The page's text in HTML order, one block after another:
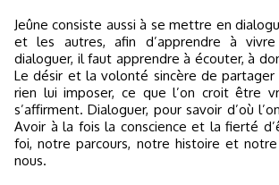
Jeûne consiste aussi à se mettre en
et les autres, afin d’apprendre à
dialoguer, il faut apprendre à écouter, à
Le désir et la volonté sincère de partager
rien lui imposer, ce que l’on croit être
s’affirment. Dialoguer, pour savoir d’où
Avoir à la fois la conscience et la fierté
foi, notre parcours, notre histoire et
nous.